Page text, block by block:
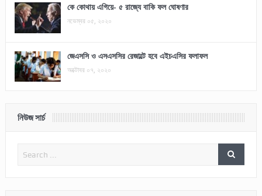
কে কোথায় এগিয়ে- ৫ রাজ্যে বাকি ফল ঘোষণার
নভেম্বর ০৫, ২০২০
জেএসসি ও এসএসসির রেজাল্টে হবে এইচএসির ফলাফল
অক্টোবর ০৭, ২০২০
নিউজ সার্চ